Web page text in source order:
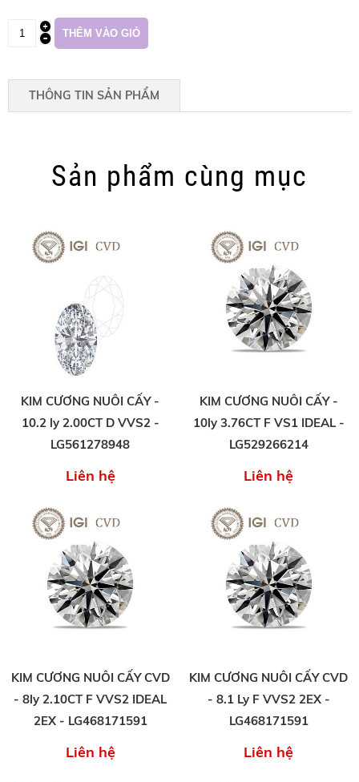
THÔNG TIN SẢN PHẨM
Sản phẩm cùng mục
KIM CƯƠNG NUÔI CẤY -
10.2 ly 2.00CT D VVS2 -
LG561278948
Liên hệ
KIM CƯƠNG NUÔI CẤY -
10ly 3.76CT F VS1 IDEAL -
LG529266214
Liên hệ
KIM CƯƠNG NUÔI CẤY CVD
- 8ly 2.10CT F VVS2 IDEAL
2EX - LG468171591
Liên hệ
KIM CƯƠNG NUÔI CẤY CVD
- 8.1 Ly F VVS2 2EX -
LG468171591
Liên hệ